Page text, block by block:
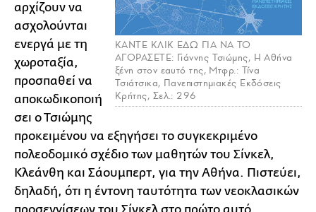
ΚΑΝΤΕ ΚΛΙΚ ΕΔΩ ΓΙΑ ΝΑ ΤΟ
ΑΓΟΡΑΣΕΤΕ: Γιάννης Τσιώμης, Η Αθήνα
ξένη στον εαυτό της, Μτφρ.: Τίνα
Τσιάτσικα, Πανεπιστημιακές Εκδόσεις
Κρήτης, Σελ.: 296
αρχίζουν να
ασχολούνται
ενεργά με τη
χωροταξία,
προσπαθεί να
αποκωδικοποιή
σει ο Τσιώμης
προκειμένου να εξηγήσει το συγκεκριμένο
πολεοδομικό σχέδιο των μαθητών του Σίνκελ,
Κλεάνθη και Σάουμπερτ, για την Αθήνα. Πιστεύει,
δηλαδή, ότι η έντονη ταυτότητα των νεοκλασικών